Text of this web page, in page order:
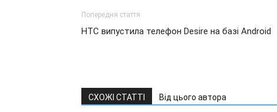
Попередня стаття
HTC випустила телефон Desire на базі Android
СХОЖІ СТАТТІ Від цього автора